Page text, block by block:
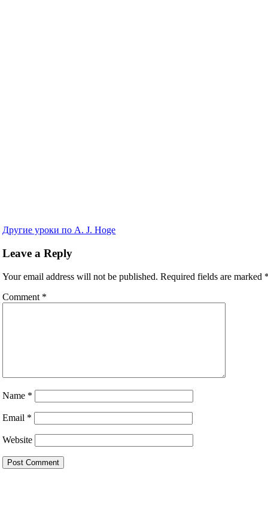
Другие уроки по A. J. Hoge
Leave a Reply
Your email address will not be published. Required fields are marked
Comment *
Name *
Email *
Website